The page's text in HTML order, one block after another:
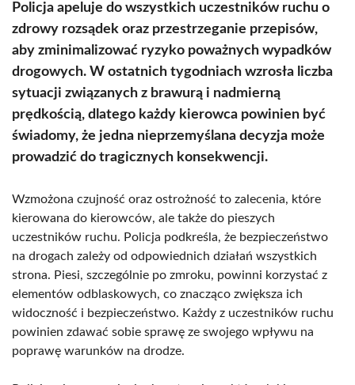
Policja apeluje do wszystkich uczestników ruchu o
zdrowy rozsądek oraz przestrzeganie przepisów,
aby zminimalizować ryzyko poważnych wypadków
drogowych. W ostatnich tygodniach wzrosła liczba
sytuacji związanych z brawurą i nadmierną
prędkością, dlatego każdy kierowca powinien być
świadomy, że jedna nieprzemyślana decyzja może
prowadzić do tragicznych konsekwencji.
Wzmożona czujność oraz ostrożność to zalecenia, które
kierowana do kierowców, ale także do pieszych
uczestników ruchu. Policja podkreśla, że bezpieczeństwo
na drogach zależy od odpowiednich działań wszystkich
strona. Piesi, szczególnie po zmroku, powinni korzystać z
elementów odblaskowych, co znacząco zwiększa ich
widoczność i bezpieczeństwo. Każdy z uczestników ruchu
powinien zdawać sobie sprawę ze swojego wpływu na
poprawę warunków na drodze.